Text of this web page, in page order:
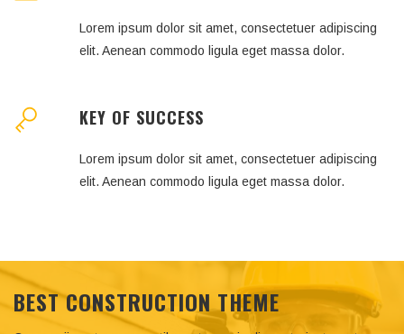
Lorem ipsum dolor sit amet, consectetuer adipiscing
elit. Aenean commodo ligula eget massa dolor.
KEY OF SUCCESS
Lorem ipsum dolor sit amet, consectetuer adipiscing
elit. Aenean commodo ligula eget massa dolor.
BEST CONSTRUCTION THEME